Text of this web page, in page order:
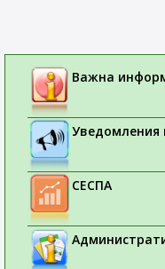
Важна
Уведомления
СЕСПА